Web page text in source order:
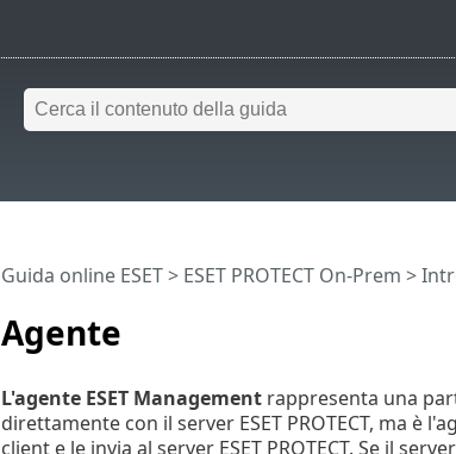
Agente
Guida online ESET> ESET PROTECT On-Prem >
L'agente ESET Managementrappresenta una
direttamente con il server ESET PROTECT, ma è
client e le invia al server ESET PROTECT. Se il